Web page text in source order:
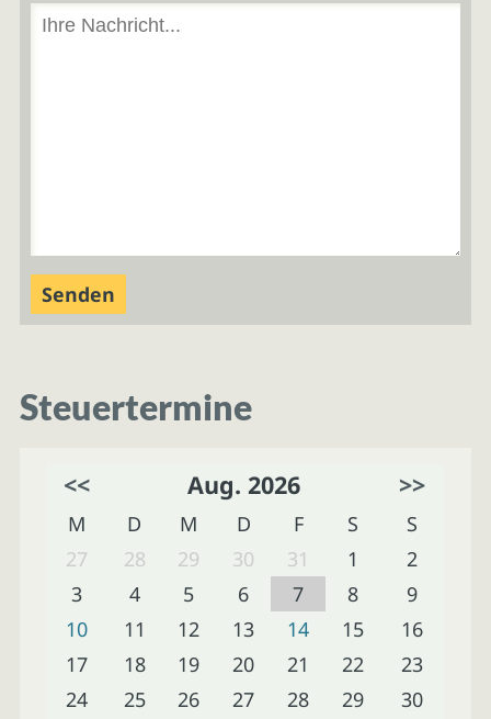
Steuertermine
<< Aug. 2026 >>
M D M D F S
S
27
28 29 30 31 1
2
3
4 5 6 7 8
9
10
11 12 13 14 15
16
17
18 19 20 21 22
23
24
25 26 27 28 29
30